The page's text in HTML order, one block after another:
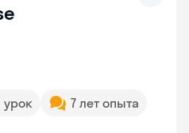
урок
7 лет опыта